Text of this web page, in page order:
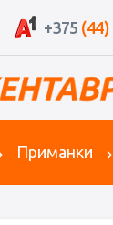
+375 (44)
Приманки